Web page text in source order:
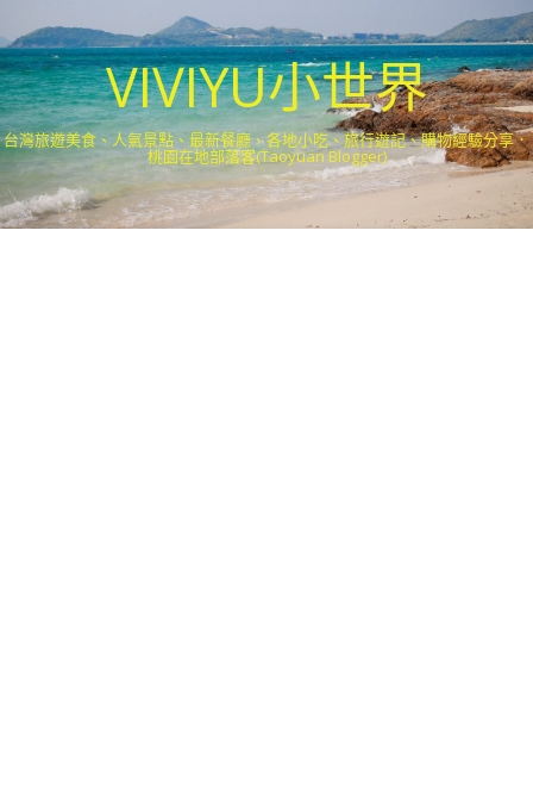
VIVIYU小世界
台灣旅遊美食、人氣景點、最新餐廳、各地小吃、旅行遊記、購物經驗分享．
桃園在地部落客(Taoyuan Blogger)